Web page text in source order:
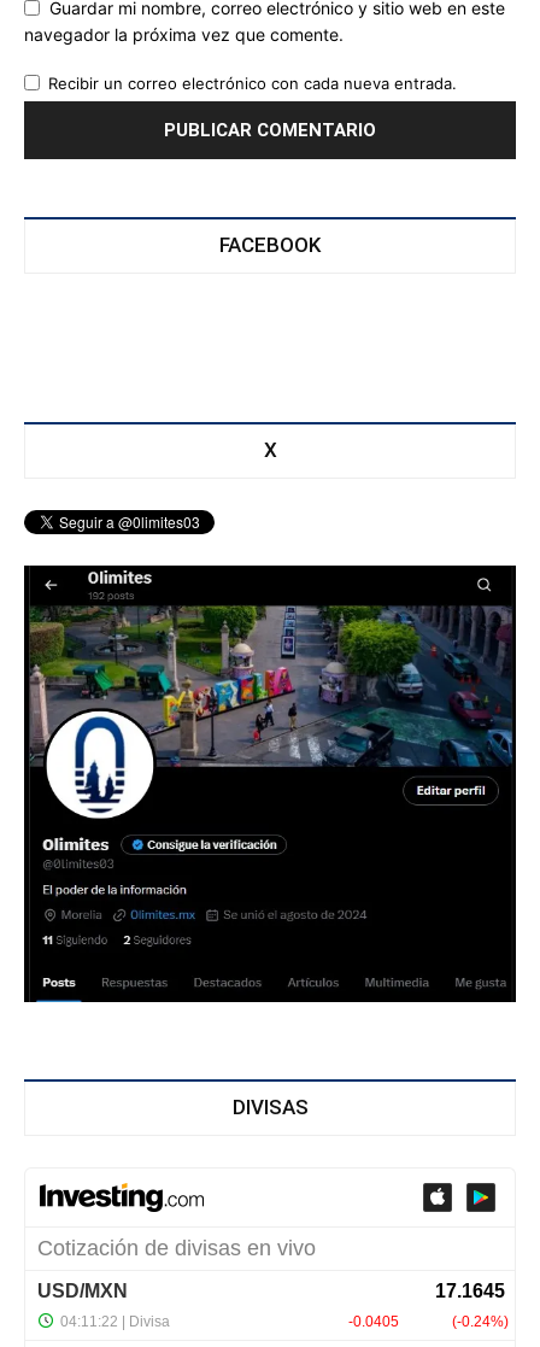
Guardar mi nombre, correo electrónico y sitio web en este
navegador la próxima vez que comente.
Recibir un correo electrónico con cada nueva entrada.
FACEBOOK
X
DIVISAS